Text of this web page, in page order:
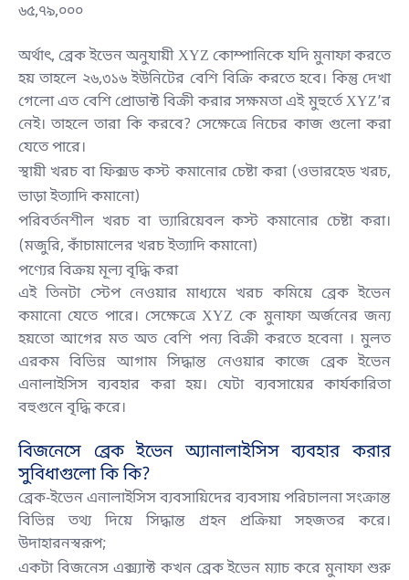
৬৫,৭৯,০০০
অর্থাৎ, ব্রেক ইভেন অনুযায়ী XYZ কোম্পানিকে যদি মুনাফা করতে
হয় তাহলে ২৬,৩১৬ ইউনিটের বেশি বিক্রি করতে হবে। কিন্তু দেখা
গেলো এত বেশি প্রোডাক্ট বিক্রী করার সক্ষমতা এই মুহুর্তে XYZ’র
নেই। তাহলে তারা কি করবে? সেক্ষেত্রে নিচের কাজ গুলো করা
যেতে পারে।
স্থায়ী খরচ বা ফিক্সড কস্ট কমানোর চেষ্টা করা (ওভারহেড খরচ,
ভাড়া ইত্যাদি কমানো)
পরিবর্তনশীল খরচ বা ভ্যারিয়েবল কস্ট কমানোর চেষ্টা করা।
(মজুরি, কাঁচামালের খরচ ইত্যাদি কমানো)
পণ্যের বিক্রয় মূল্য বৃদ্ধি করা
এই তিনটা স্টেপ নেওয়ার মাধ্যমে খরচ কমিয়ে ব্রেক ইভেন
কমানো যেতে পারে। সেক্ষেত্রে XYZ কে মুনাফা অর্জনের জন্য
হয়তো আগের মত অত বেশি পন্য বিক্রী করতে হবেনা । মুলত
এরকম বিভিন্ন আগাম সিদ্ধান্ত নেওয়ার কাজে ব্রেক ইভেন
এনালাইসিস ব্যবহার করা হয়। যেটা ব্যবসায়ের কার্যকারিতা
বহুগুনে বৃদ্ধি করে।
বিজনেসে ব্রেক ইভেন অ্যানালাইসিস ব্যবহার করার
সুবিধাগুলো কি কি?
ব্রেক-ইভেন এনালাইসিস ব্যবসায়িদের ব্যবসায় পরিচালনা সংক্রান্ত
বিভিন্ন তথ্য দিয়ে সিদ্ধান্ত গ্রহন প্রক্রিয়া সহজতর করে।
উদাহারনস্বরূপ;
একটা বিজনেস এক্স্যাক্ট কখন ব্রেক ইভেন ম্যাচ করে মুনাফা শুরু